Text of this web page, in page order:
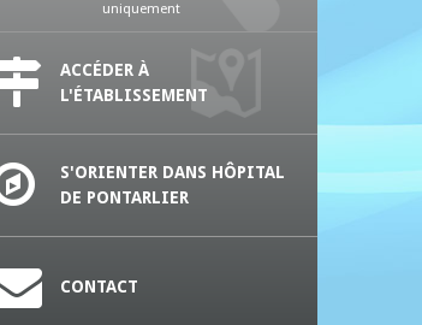
uniquement
ACCÉDER À
L'ÉTABLISSEMENT
S'ORIENTER DANS HÔPITAL
DE PONTARLIER
CONTACT